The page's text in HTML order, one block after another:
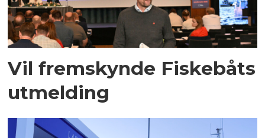
Vil fremskynde Fiskebåts
utmelding